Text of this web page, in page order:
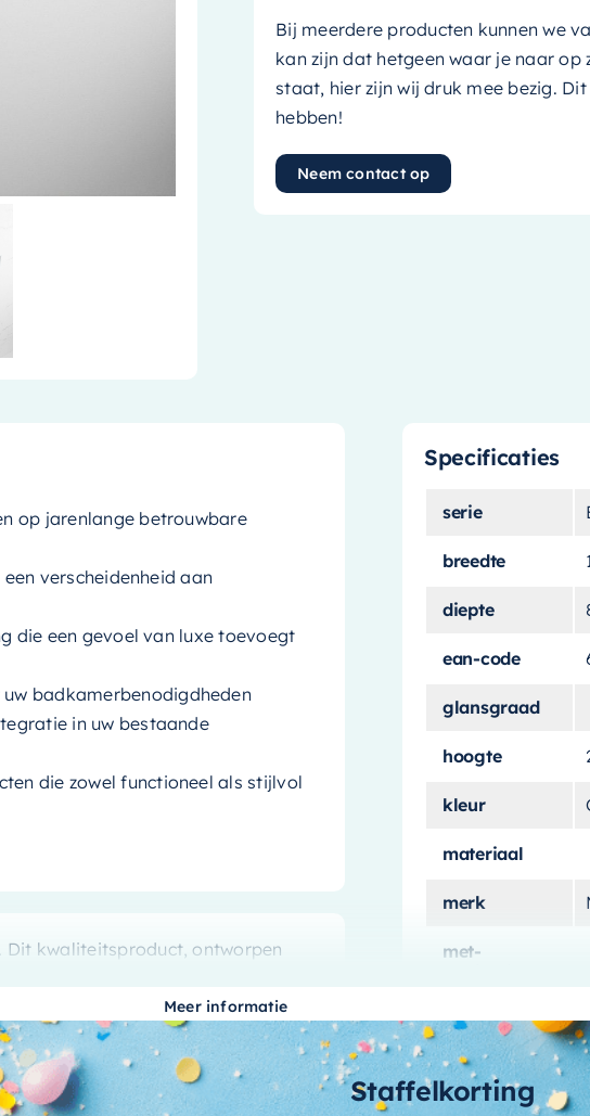
Bij meerdere producten kunnen we
kan zijn dat hetgeen waar je naar
staat, hier zijn wij druk mee bezig.
hebben!
Neem contact op
op jarenlange betrouwbare
verscheidenheid aan
die een gevoel van luxe toevoegt
badkamerbenodigdheden
in uw bestaande
die zowel functioneel als stijlvol
. Dit kwaliteitsproduct, ontworpen
zorgt voor een betrouwbare en
Specificaties
serie
breedte
diepte
ean-code
glansgraad
hoogte
kleur
materiaal
merk
met-
montagewijze
aantal-vakken
Meer informatie
Staffelkorting